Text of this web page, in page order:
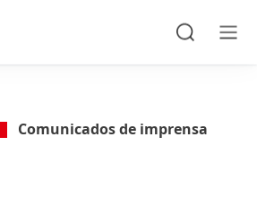
Comunicados de imprensa